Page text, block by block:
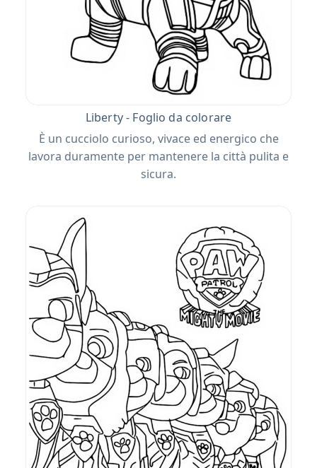
Liberty - Foglio da colorare
È un cucciolo curioso, vivace ed energico che
lavora duramente per mantenere la città pulita e
sicura.